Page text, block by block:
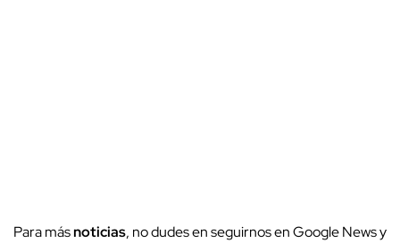
Para másnoticias, no dudes en seguirnos en Google News y